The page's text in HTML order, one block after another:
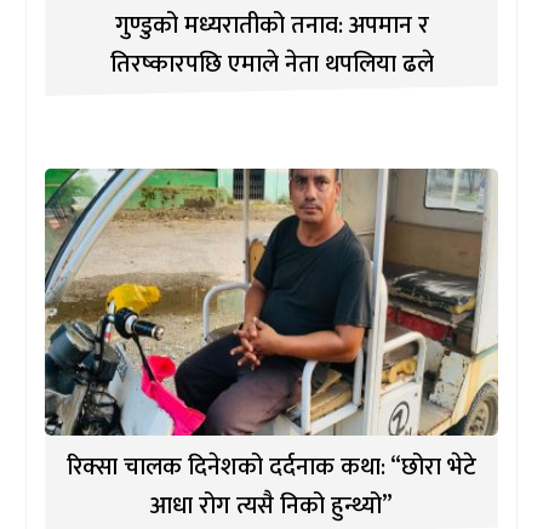
गुण्डुको मध्यरातीको तनाव: अपमान र
तिरष्कारपछि एमाले नेता थपलिया ढले
रिक्सा चालक दिनेशको दर्दनाक कथा: “छोरा भेटे
आधा रोग त्यसै निको हुन्थ्यो”